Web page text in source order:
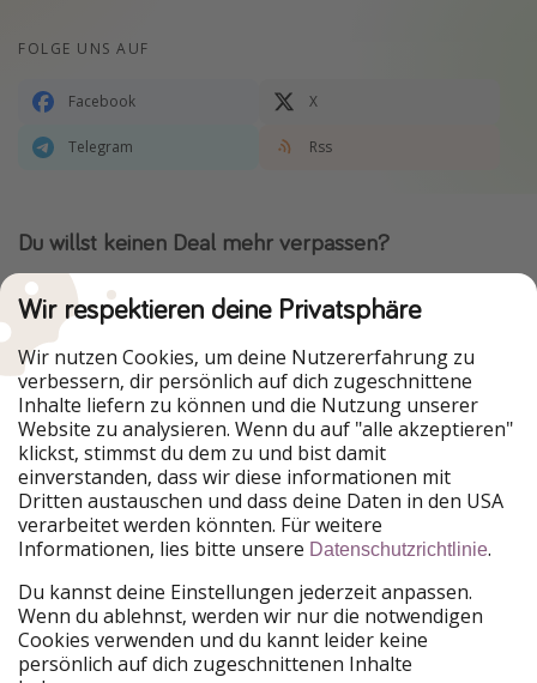
FOLGE UNS AUF
Facebook X
Telegram Rss
Du willst keinen Deal mehr verpassen?
Dann lade unsere App herunter.
Urlaubspiraten ist Teil der HolidayPirates Group
Unsere Märkte
PiratinViaggio
HolidayPirates
VakantiePiraten
WakacyjniPiraci
VoyagesPirates
Ferienpiraten
Urlaubspiraten
ViajerosPiratas
Unsere Gruppe
HolidayPirates Group
Wir respektieren deine Privatsphäre
Wir nutzen Cookies, um deine Nutzererfahrung zu
verbessern, dir persönlich auf dich zugeschnittene
Inhalte liefern zu können und die Nutzung unserer
Website zu analysieren. Wenn du auf "alle akzeptieren"
klickst, stimmst du dem zu und bist damit
einverstanden, dass wir diese informationen mit
Dritten austauschen und dass deine Daten in den USA
verarbeitet werden könnten. Für weitere
Informationen, lies bitte unsere Datenschutzrichtlinie.
Du kannst deine Einstellungen jederzeit anpassen.
Wenn du ablehnst, werden wir nur die notwendigen
Cookies verwenden und du kannt leider keine
persönlich auf dich zugeschnittenen Inhalte